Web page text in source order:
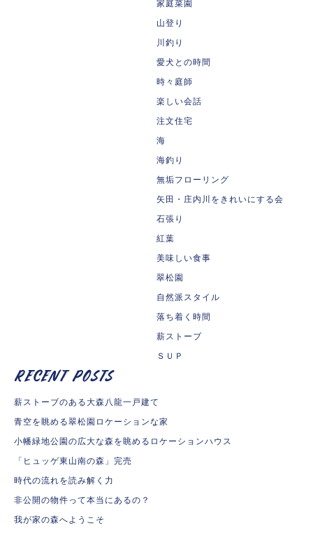
家庭菜園
山登り
川釣り
愛犬との時間
時々庭師
楽しい会話
注文住宅
海
海釣り
無垢フローリング
矢田・庄内川をきれいにする会
石張り
紅葉
美味しい食事
翠松園
自然派スタイル
落ち着く時間
薪ストーブ
ＳＵＰ
薪ストーブのある大森八龍一戸建て
青空を眺める翠松園ロケーションな家
小幡緑地公園の広大な森を眺めるロケーションハウス
「ヒュッゲ東山南の森」完売
時代の流れを読み解く力
非公開の物件って本当にあるの？
我が家の森へようこそ